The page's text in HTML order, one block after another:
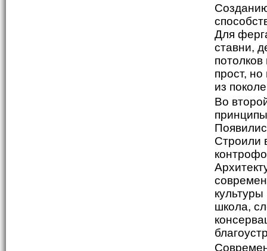
Для
ставни,
прост,
из
Во
Строили
школа,